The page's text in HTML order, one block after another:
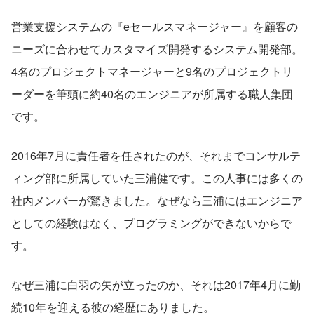
営業支援システムの『eセールスマネージャー』を顧客の
ニーズに合わせてカスタマイズ開発するシステム開発部。
4名のプロジェクトマネージャーと9名のプロジェクトリ
ーダーを筆頭に約40名のエンジニアが所属する職人集団
です。
2016年7月に責任者を任されたのが、それまでコンサルテ
ィング部に所属していた三浦健です。この人事には多くの
社内メンバーが驚きました。なぜなら三浦にはエンジニア
としての経験はなく、プログラミングができないからで
す。
なぜ三浦に白羽の矢が立ったのか、それは2017年4月に勤
続10年を迎える彼の経歴にありました。